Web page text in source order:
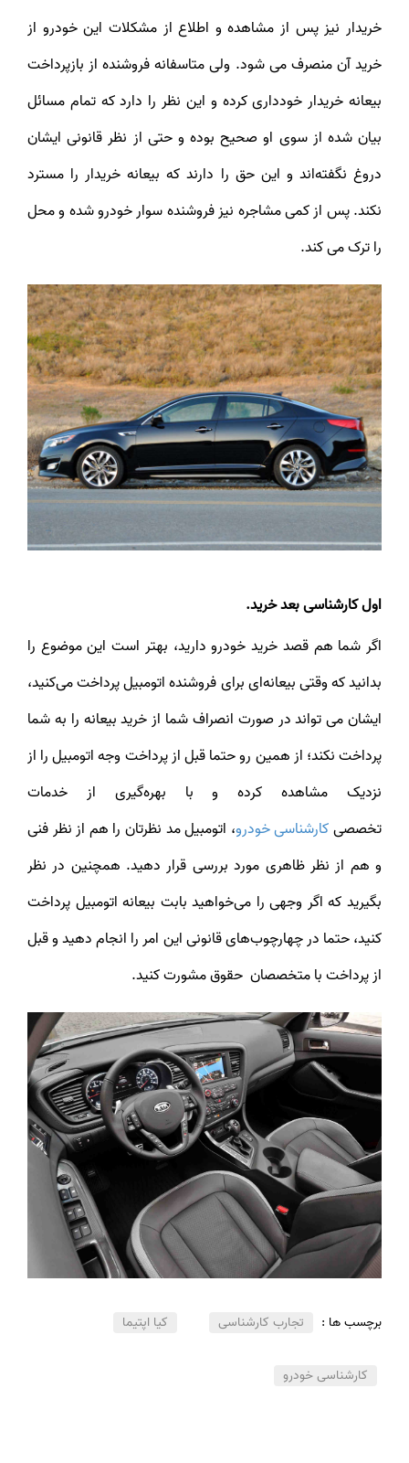
خریدار نیز پس از مشاهده و اطلاع از مشکلات این خودرو از
خرید آن منصرف می شود. ولی متاسفانه فروشنده از بازپرداخت
بیعانه خریدار خودداری کرده و این نظر را دارد که تمام مسائل
بیان شده از سوی او صحیح بوده و حتی از نظر قانونی ایشان
دروغ نگفته‌اند و این حق را دارند که بیعانه خریدار را مسترد
نکند. پس از کمی مشاجره نیز فروشنده سوار خودرو شده و محل
را ترک می کند.
اول کارشناسی بعد خرید.
اگر شما هم قصد خرید خودرو دارید، بهتر است این موضوع را
بدانید که وقتی بیعانه‌ای برای فروشنده اتومبیل پرداخت می‌کنید،
ایشان می تواند در صورت انصراف شما از خرید بیعانه را به شما
پرداخت نکند؛ از همین رو حتما قبل از پرداخت وجه اتومبیل را از
نزدیک مشاهده کرده و با بهره‌گیری از خدمات
تخصصیکارشناسی خودرو، اتومبیل مد نظرتان را هم از نظر فنی
و هم از نظر ظاهری مورد بررسی قرار دهید. همچنین در نظر
بگیرید که اگر وجهی را می‌خواهید بابت بیعانه اتومبیل پرداخت
کنید، حتما در چهارچوب‌های قانونی این امر را انجام دهید و قبل
از پرداخت با متخصصان حقوق مشورت کنید.
برچسب ها : تجارب کارشناسی کیا اپتیما
کارشناسی خودرو